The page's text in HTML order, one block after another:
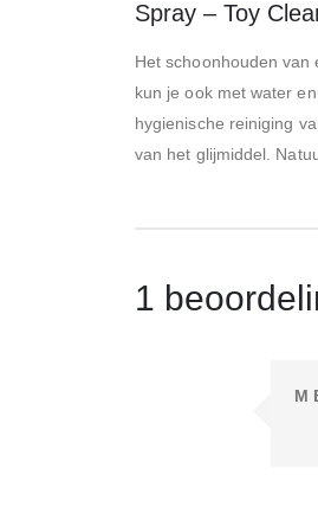
Spray – Toy
Het schoonhouden
kun je ook met water
hygienische reiniging
van het glijmiddel.
1
M